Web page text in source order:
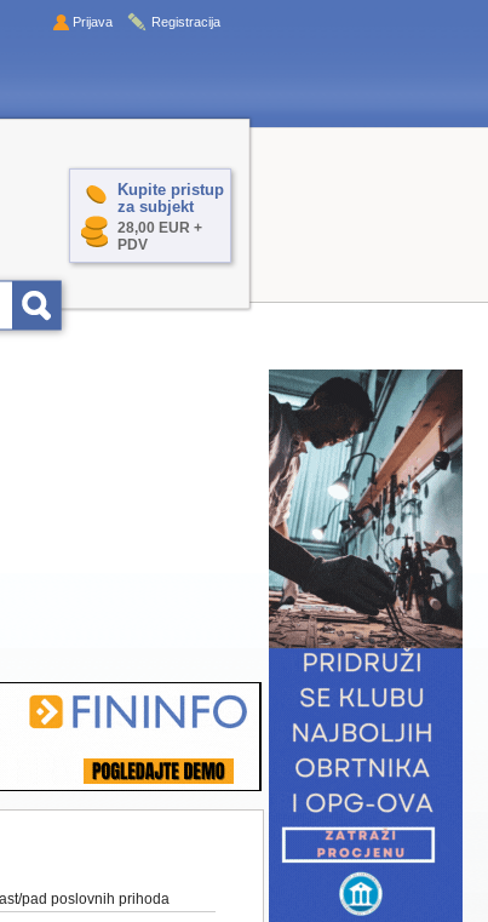
Prijava Registracija
Kupite pristup
za subjekt
28,00 EUR +
PDV
pad poslovnih prihoda